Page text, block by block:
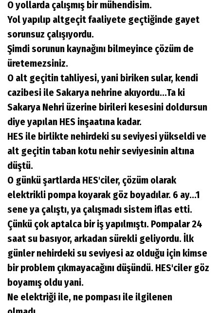
O yollarda çalışmış bir mühendisim.
Yol yapılıp altgeçit faaliyete geçtiğinde gayet
sorunsuz çalışıyordu.
Şimdi sorunun kaynağını bilmeyince çözüm de
üretemezsiniz.
O alt geçitin tahliyesi, yani biriken sular, kendi
cazibesi ile Sakarya nehrine akıyordu...Ta ki
Sakarya Nehri üzerine birileri kesesini doldursun
diye yapılan HES inşaatına kadar.
HES ile birlikte nehirdeki su seviyesi yükseldi ve
alt geçitin taban kotu nehir seviyesinin altına
düştü.
O günkü şartlarda HES'ciler, çözüm olarak
elektrikli pompa koyarak göz boyadılar. 6 ay...1
sene ya çalıştı, ya çalışmadı sistem iflas etti.
Çünkü çok aptalca bir iş yapılmıştı. Pompalar 24
saat su basıyor, arkadan sürekli geliyordu. İlk
günler nehirdeki su seviyesi az olduğu için kimse
bir problem çıkmayacağını düşündü. HES'ciler göz
boyamış oldu yani.
Ne elektriği ile, ne pompası ile ilgilenen